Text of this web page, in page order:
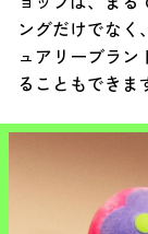
ングだけでなく
ュアリーブラン
ることもできま